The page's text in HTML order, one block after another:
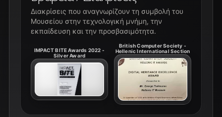
Διακρίσεις που αναγνωρίζουν τη συμβολή του
Μουσείου στην τεχνολογική μνήμη, την
εκπαίδευση και την προσβασιμότητα.
IMPACT BITE Awards 2022 -
Silver Award
British Computer Society -
Hellenic International Section